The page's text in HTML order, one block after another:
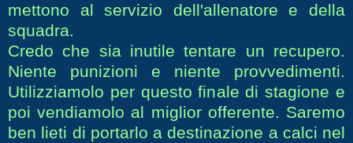
mettono al servizio dell'allenatore e della
squadra.
Credo che sia inutile tentare un recupero.
Niente punizioni e niente provvedimenti.
Utilizziamolo per questo finale di stagione e
poi vendiamolo al miglior offerente. Saremo
ben lieti di portarlo a destinazione a calci nel